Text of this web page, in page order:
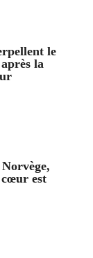
le
la
est